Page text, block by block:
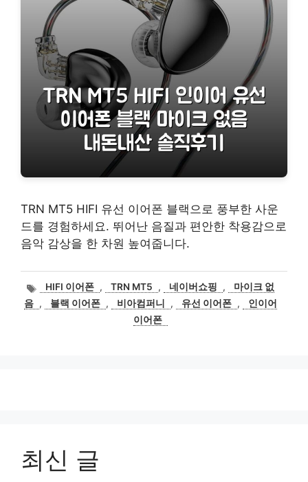
TRN MT5 HIFI 유선 이어폰 블랙으로 풍부한 사운
드를 경험하세요. 뛰어난 음질과 편안한 착용감으로
음악 감상을 한 차원 높여줍니다.
태HIFI 이어폰 , TRN MT5 , 네이버쇼핑 ,
마이크 없
음 , 블랙 이어폰 , 비아컴퍼니 , 유선 이어폰 ,
인이어
이어폰
최신 글